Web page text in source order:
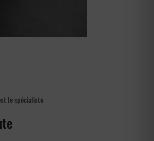
le spécialiste